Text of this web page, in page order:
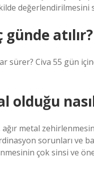
değerlendirilmesini
atılır?
sürer? Civa 55 gün
metal
sorunları
çok sinsi ve